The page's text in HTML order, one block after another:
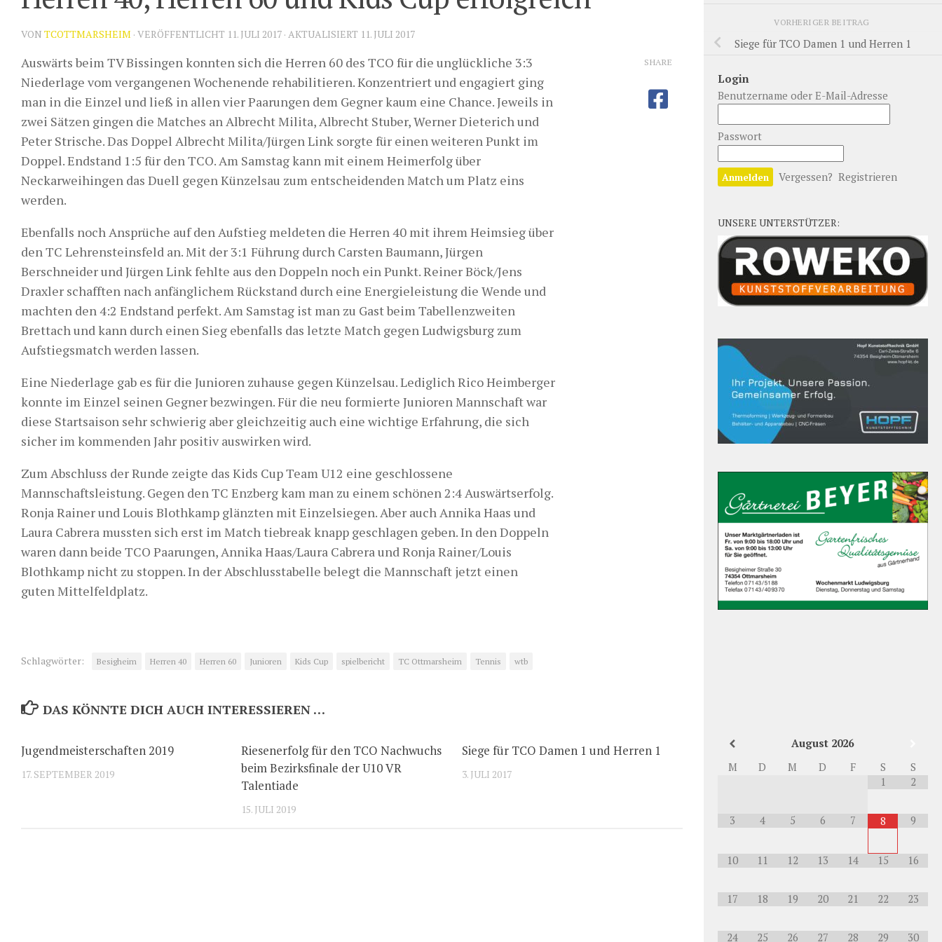
VON TCOTTMARSHEIM · VERÖFFENTLICHT 11. JULI 2017 · AKTUALISIERT 11. JULI 2017
Auswärts beim TV Bissingen konnten sich die Herren 60 des TCO für die unglückliche 3:3
Niederlage vom vergangenen Wochenende rehabilitieren. Konzentriert und engagiert ging
man in die Einzel und ließ in allen vier Paarungen dem Gegner kaum eine Chance. Jeweils in
zwei Sätzen gingen die Matches an Albrecht Milita, Albrecht Stuber, Werner Dieterich und
Peter Strische. Das Doppel Albrecht Milita/Jürgen Link sorgte für einen weiteren Punkt im
Doppel. Endstand 1:5 für den TCO. Am Samstag kann mit einem Heimerfolg über
Neckarweihingen das Duell gegen Künzelsau zum entscheidenden Match um Platz eins
werden.
Ebenfalls noch Ansprüche auf den Aufstieg meldeten die Herren 40 mit ihrem Heimsieg über
den TC Lehrensteinsfeld an. Mit der 3:1 Führung durch Carsten Baumann, Jürgen
Berschneider und Jürgen Link fehlte aus den Doppeln noch ein Punkt. Reiner Böck/Jens
Draxler schafften nach anfänglichem Rückstand durch eine Energieleistung die Wende und
machten den 4:2 Endstand perfekt. Am Samstag ist man zu Gast beim Tabellenzweiten
Brettach und kann durch einen Sieg ebenfalls das letzte Match gegen Ludwigsburg zum
Aufstiegsmatch werden lassen.
Eine Niederlage gab es für die Junioren zuhause gegen Künzelsau. Lediglich Rico Heimberger
konnte im Einzel seinen Gegner bezwingen. Für die neu formierte Junioren Mannschaft war
diese Startsaison sehr schwierig aber gleichzeitig auch eine wichtige Erfahrung, die sich
sicher im kommenden Jahr positiv auswirken wird.
Zum Abschluss der Runde zeigte das Kids Cup Team U12 eine geschlossene
Mannschaftsleistung. Gegen den TC Enzberg kam man zu einem schönen 2:4 Auswärtserfolg.
Ronja Rainer und Louis Blothkamp glänzten mit Einzelsiegen. Aber auch Annika Haas und
Laura Cabrera mussten sich erst im Match tiebreak knapp geschlagen geben. In den Doppeln
waren dann beide TCO Paarungen, Annika Haas/Laura Cabrera und Ronja Rainer/Louis
Blothkamp nicht zu stoppen. In der Abschlusstabelle belegt die Mannschaft jetzt einen
guten Mittelfeldplatz.
SHARE
Schlagwörter: Besigheim Herren 40 Herren 60 Junioren Kids Cup spielbericht TC Ottmarsheim Tennis wtb
DAS KÖNNTE DICH AUCH INTERESSIEREN …
Jugendmeisterschaften 2019
17. SEPTEMBER 2019
Riesenerfolg für den TCO Nachwuchs
beim Bezirksfinale der U10 VR
Talentiade
15. JULI 2019
Siege für TCO Damen 1 und Herren 1
3. JULI 2017
VORHERIGER BEITRAG
Siege für TCO Damen 1 und Herren 1
Login
Benutzername oder E-Mail-Adresse
Passwort
Vergessen? Registrieren
UNSERE UNTERSTÜTZER:
August 2026
M
D M D F S
S
1
2
3 4 5 6 7 8 9
10 11 12 13 14 15 16
17 18 19 20 21 22 23
24 25 26 27 28 29 30